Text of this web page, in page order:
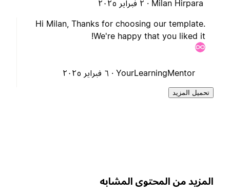
Milan Hirpara ·
٢ فبراير ٢٠٢٥
Hi Milan, Thanks for choosing our template.
We're happy that you liked it!
YourLearningMentor · ٦ فبراير ٢٠٢٥
تحميل المزيد
من المحتوى المشابه